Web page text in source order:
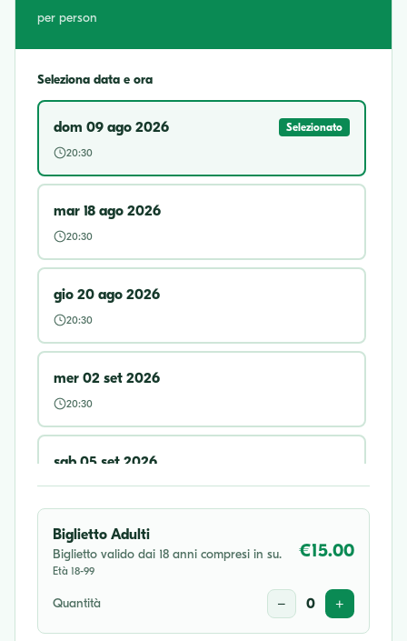
per person
Seleziona data e ora
dom 09 ago 2026
Selezionato
20:30
mar 18 ago 2026
20:30
gio 20 ago 2026
20:30
mer 02 set 2026
20:30
sab 05 set 2026
16:30
mer 16 set 2026
20:30
sab 17 ott 2026
Biglietto Adulti
Biglietto valido dai 18 anni compresi in su.
Età 18-99
€15.00
Quantità − 0 +